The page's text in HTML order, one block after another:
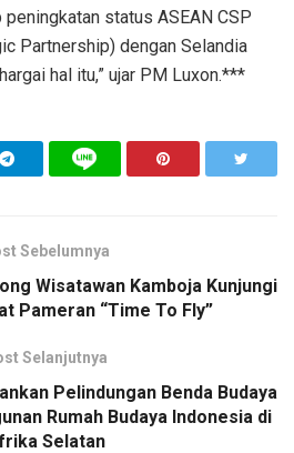
status ASEAN CSP
Partnership) dengan Selandia
hal itu,” ujar PM Luxon.***
Sebelumnya
Wisatawan Kamboja Kunjungi
Pameran “Time To Fly”
Selanjutnya
Pelindungan Benda Budaya
Rumah Budaya Indonesia di
Selatan